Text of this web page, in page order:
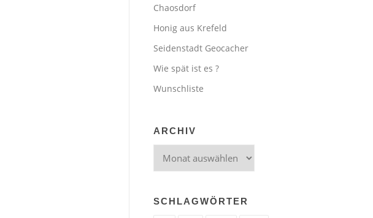
Chaosdorf
Honig aus Krefeld
Seidenstadt Geocacher
Wie spät ist es ?
Wunschliste
ARCHIV
Archiv
SCHLAGWÖRTER